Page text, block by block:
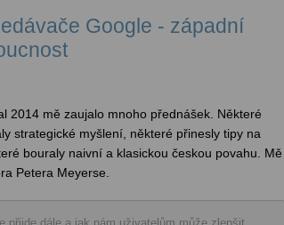
Google - západní
2014 mě zaujalo mnoho přednášek. Některé
strategické myšlení, některé přinesly tipy na
bouraly naivní a klasickou českou povahu. Mě
Petera Meyerse.